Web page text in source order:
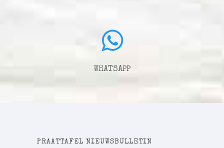
WHATSAPP
PRAATTAFEL NIEUWSBULLETIN